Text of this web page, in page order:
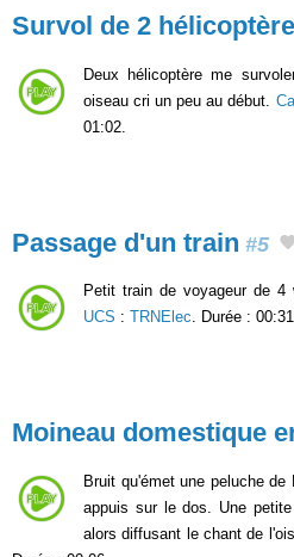
Survol de 2
Deux hélicoptère me
oiseau cri un peu au début.
01:02.
Passage d'un train #5
Petit train de voyageur de 4
UCS : TRNElec. Durée :
Moineau domestique
Bruit qu'émet une peluche de
appuis sur le dos. Une
alors diffusant le chant de